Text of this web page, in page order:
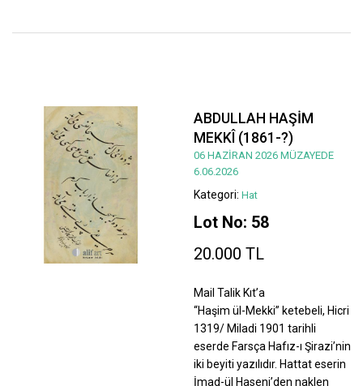
ABDULLAH HAŞİM
MEKKÎ (1861-?)
06 HAZİRAN 2026 MÜZAYEDE
6.06.2026
Kategori: Hat
Lot No: 58
20.000 TL
Mail Talik Kıt’a
“Haşim ül-Mekki” ketebeli, Hicri
1319/ Miladi 1901 tarihli
eserde Farsça Hafız-ı Şirazi’nin
iki beyiti yazılıdır. Hattat eserin
İmad-ül Haseni’den naklen